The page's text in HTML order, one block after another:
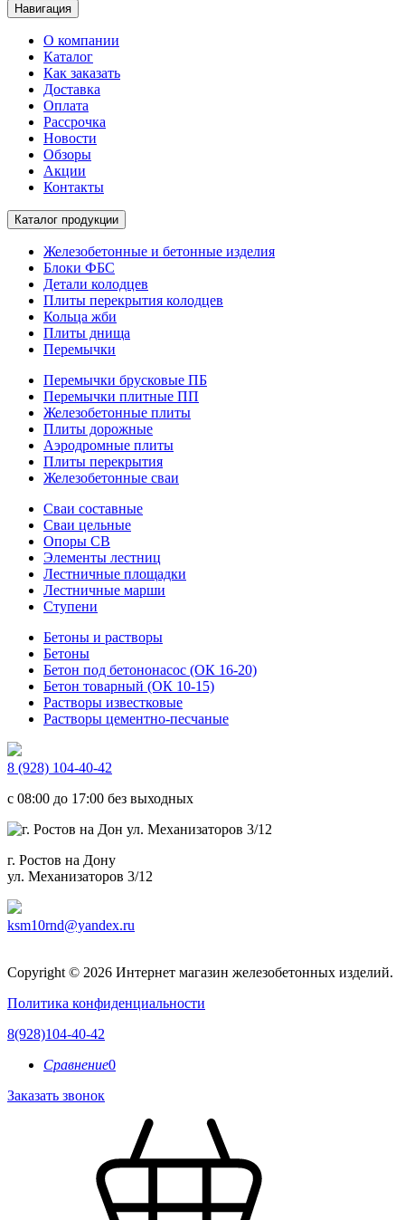
Навигация
О компании
Каталог
Как заказать
Доставка
Оплата
Рассрочка
Новости
Обзоры
Акции
Контакты
Каталог продукции
Железобетонные и бетонные изделия
Блоки ФБС
Детали колодцев
Плиты перекрытия колодцев
Кольца жби
Плиты днища
Перемычки
Перемычки брусковые ПБ
Перемычки плитные ПП
Железобетонные плиты
Плиты дорожные
Аэродромные плиты
Плиты перекрытия
Железобетонные сваи
Сваи составные
Сваи цельные
Опоры СВ
Элементы лестниц
Лестничные площадки
Лестничные марши
Ступени
Бетоны и растворы
Бетоны
Бетон под бетононасос (ОК 16-20)
Бетон товарный (ОК 10-15)
Растворы известковые
Растворы цементно-песчаные
8 (928) 104-40-42
c 08:00 до 17:00 без выходных
г. Ростов на Дону
ул. Механизаторов 3/12
ksm10rnd@yandex.ru
Copyright © 2026 Интернет магазин железобетонных изделий.
Политика конфиденциальности
8(928)104-40-42
Сравнение0
Заказать звонок